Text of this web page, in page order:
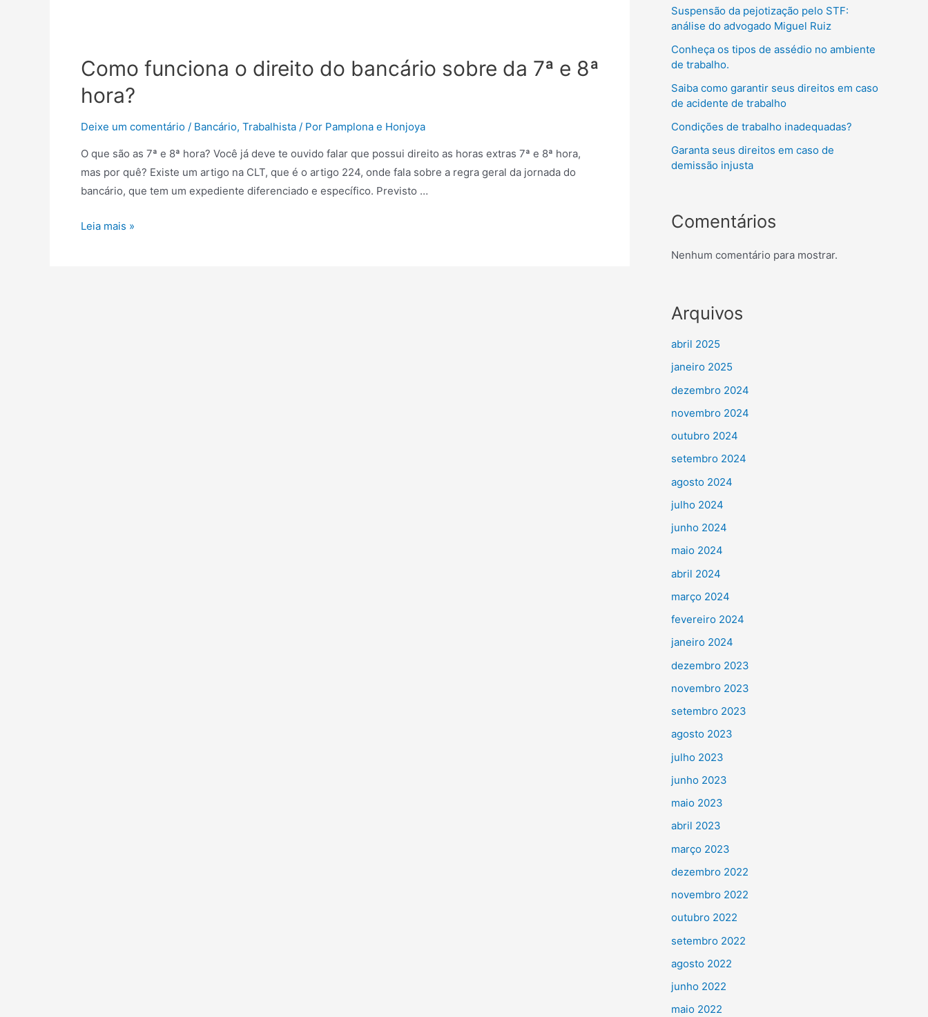
Como funciona o direito do bancário sobre da 7ª e 8ª
hora?
Deixe um comentário / Bancário, Trabalhista / Por Pamplona e Honjoya
O que são as 7ª e 8ª hora? Você já deve te ouvido falar que possui direito as horas extras 7ª e 8ª hora,
mas por quê? Existe um artigo na CLT, que é o artigo 224, onde fala sobre a regra geral da jornada do
bancário, que tem um expediente diferenciado e específico. Previsto …
Leia mais »
Suspensão da pejotização pelo STF:
análise do advogado Miguel Ruiz
Conheça os tipos de assédio no ambiente
de trabalho.
Saiba como garantir seus direitos em caso
de acidente de trabalho
Condições de trabalho inadequadas?
Garanta seus direitos em caso de
demissão injusta
Comentários
Nenhum comentário para mostrar.
Arquivos
abril 2025
janeiro 2025
dezembro 2024
novembro 2024
outubro 2024
setembro 2024
agosto 2024
julho 2024
junho 2024
maio 2024
abril 2024
março 2024
fevereiro 2024
janeiro 2024
dezembro 2023
novembro 2023
setembro 2023
agosto 2023
julho 2023
junho 2023
maio 2023
abril 2023
março 2023
dezembro 2022
novembro 2022
outubro 2022
setembro 2022
agosto 2022
junho 2022
maio 2022